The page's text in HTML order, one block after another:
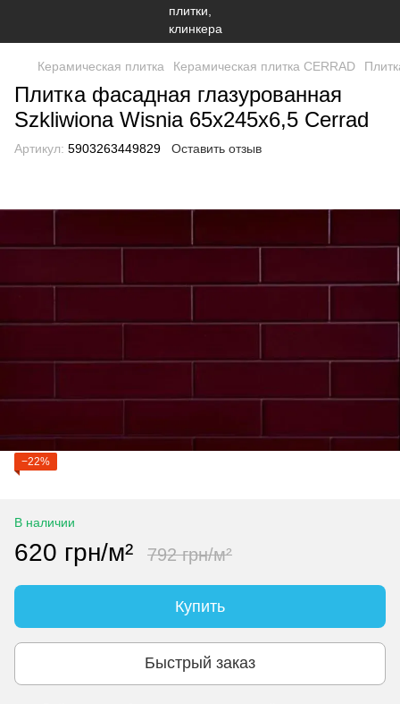
Керамическая плитка Керамическая плитка CERRAD
Плитка фасадная глазурованная
Szkliwiona Wisnia 65x245x6,5 Cerrad
Артикул: 5903263449829 Оставить отзыв
−22%
В наличии
620 грн/м² 792 грн/м²
Купить
Быстрый заказ